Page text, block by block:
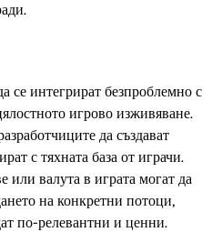
интегрират безпроблемно с
игрово изживяване.
да създават
с тяхната база от играчи.
валута в играта могат да
на конкретни потоци,
по-релевантни и ценни.